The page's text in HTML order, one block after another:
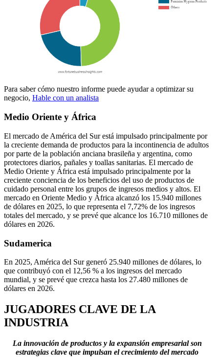
Para saber cómo nuestro informe puede ayudar a optimizar su
negocio, Hable con un analista
Medio Oriente y África
El mercado de América del Sur está impulsado principalmente por
la creciente demanda de productos para la incontinencia de adultos
por parte de la población anciana brasileña y argentina, como
protectores diarios, pañales y toallas sanitarias. El mercado de
Medio Oriente y África está impulsado principalmente por la
creciente conciencia de los beneficios del uso de productos de
cuidado personal entre los grupos de ingresos medios y altos. El
mercado en Oriente Medio y África alcanzó los 15.940 millones
de dólares en 2025, lo que representa el 7,72% de los ingresos
totales del mercado, y se prevé que alcance los 16.710 millones de
dólares en 2026.
Sudamerica
En 2025, América del Sur generó 25.940 millones de dólares, lo
que contribuyó con el 12,56 % a los ingresos del mercado
mundial, y se prevé que crezca hasta los 27.480 millones de
dólares en 2026.
JUGADORES CLAVE DE LA
INDUSTRIA
La innovación de productos y la expansión empresarial son
estrategias clave que impulsan el crecimiento del mercado